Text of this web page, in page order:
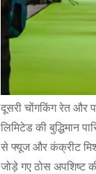
दूसरी चोंगकिंग रेत और
लिमिटेड की बुद्धिमान
से फ्यूज और कंक्रीट
जोड़े गए ठोस अपशिष्ट